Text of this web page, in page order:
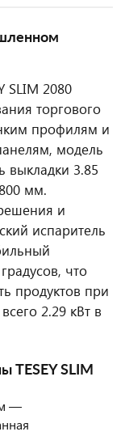
SLIM 2080
торгового
профилям и
модель
выкладки 3.85
мм.
и
испаритель
что
продуктов при
2.29 кВт в
TESEY SLIM
—